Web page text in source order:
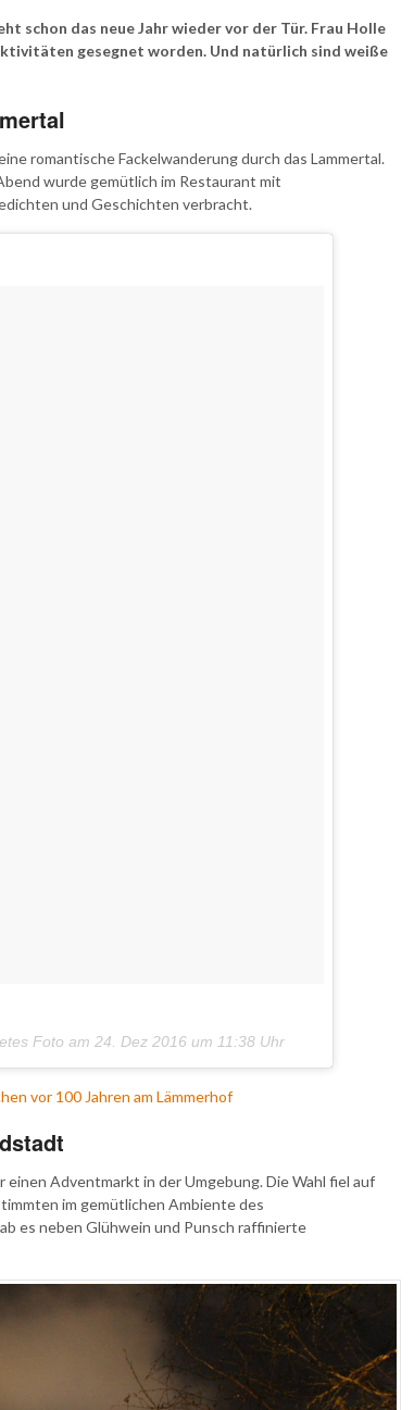
schon das neue Jahr wieder vor der Tür. Frau Holle
gesegnet worden. Und natürlich sind weiße
romantische Fackelwanderung durch das Lammertal.
wurde gemütlich im Restaurant mit
und Geschichten verbracht.
Foto am 24. Dez 2016 um 11:38 Uhr
vor 100 Jahren am Lämmerhof
Adventmarkt in der Umgebung. Die Wahl fiel auf
im gemütlichen Ambiente des
es neben Glühwein und Punsch raffinierte